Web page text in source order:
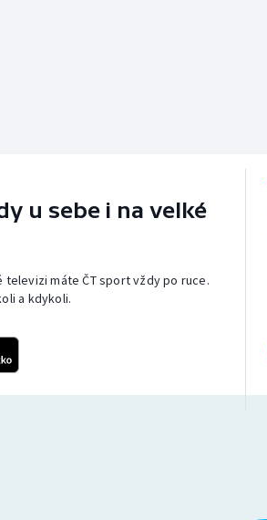
u sebe i na velké
televizi máte ČT sport vždy po ruce.
a kdykoli.